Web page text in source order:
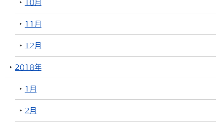
10月
11月
12月
2018年
1月
2月